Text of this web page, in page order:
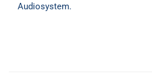
Audiosystem.